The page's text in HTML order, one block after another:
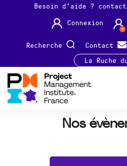
Besoin d'aide ?
Connexion
Recherche Contact
La Ruche
Nos